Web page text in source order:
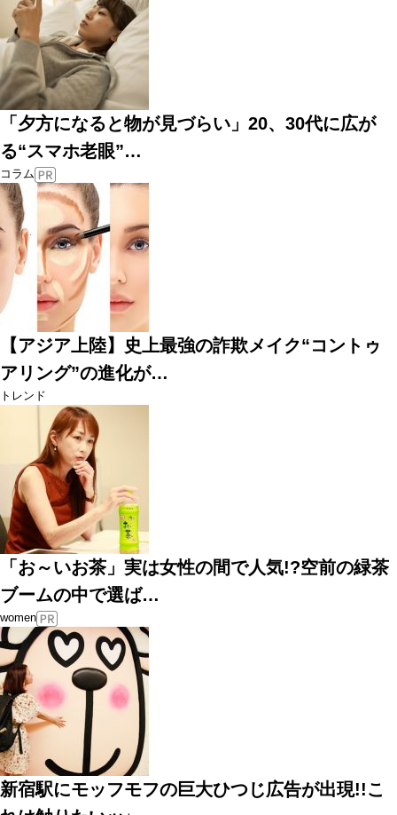
「夕方になると物が見づらい」20、30代に広が
る“スマホ老眼”…
コラム
【アジア上陸】史上最強の詐欺メイク“コントゥ
アリング”の進化が…
トレンド
「お～いお茶」実は女性の間で人気!?空前の緑茶
ブームの中で選ば…
women
新宿駅にモッフモフの巨大ひつじ広告が出現!!こ